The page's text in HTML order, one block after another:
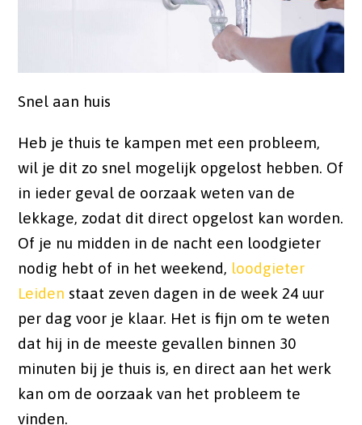
Snel aan huis
Heb je thuis te kampen met een probleem,
wil je dit zo snel mogelijk opgelost hebben. Of
in ieder geval de oorzaak weten van de
lekkage, zodat dit direct opgelost kan worden.
Of je nu midden in de nacht een loodgieter
nodig hebt of in het weekend, loodgieter
Leiden staat zeven dagen in de week 24 uur
per dag voor je klaar. Het is fijn om te weten
dat hij in de meeste gevallen binnen 30
minuten bij je thuis is, en direct aan het werk
kan om de oorzaak van het probleem te
vinden.